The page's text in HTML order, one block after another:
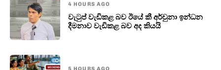
4 HOURS AGO
වැටුප් වැඩිකළ බව ඊයේ කී අර්චුනා ඉන්ධන
දීමනාව වැඩිකළ බව අද කියයි